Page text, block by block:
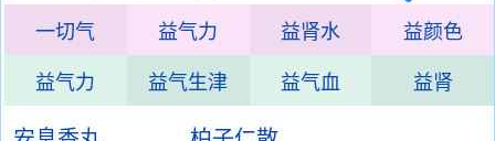
一切气 益气力 益肾水 益颜色
益气力 益气生津 益气血 益肾